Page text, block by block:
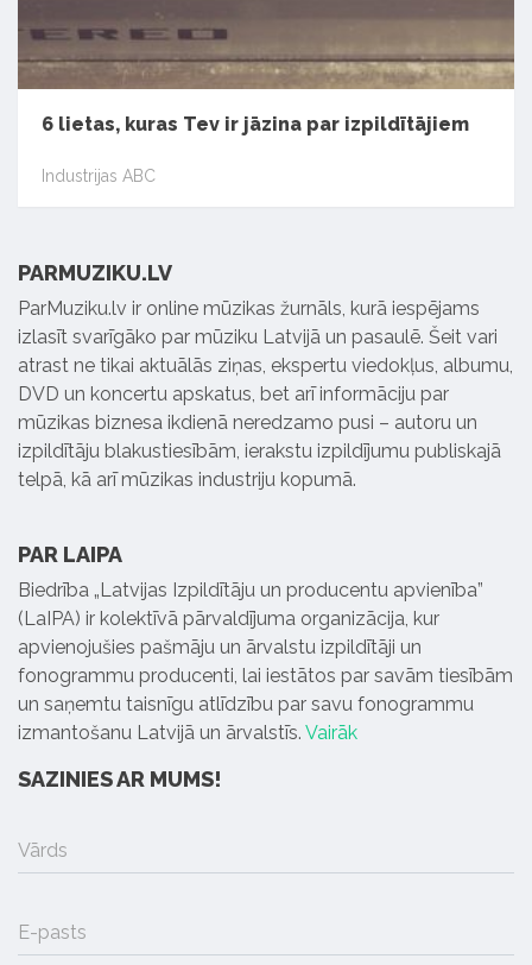
6 lietas, kuras Tev ir jāzina par izpildītājiem
Industrijas ABC
PARMUZIKU.LV
ParMuziku.lv ir online mūzikas žurnāls, kurā iespējams
izlasīt svarīgāko par mūziku Latvijā un pasaulē. Šeit vari
atrast ne tikai aktuālās ziņas, ekspertu viedokļus, albumu,
DVD un koncertu apskatus, bet arī informāciju par
mūzikas biznesa ikdienā neredzamo pusi – autoru un
izpildītāju blakustiesībām, ierakstu izpildījumu publiskajā
telpā, kā arī mūzikas industriju kopumā.
PAR LAIPA
Biedrība „Latvijas Izpildītāju un producentu apvienība”
(LaIPA) ir kolektīvā pārvaldījuma organizācija, kur
apvienojušies pašmāju un ārvalstu izpildītāji un
fonogrammu producenti, lai iestātos par savām tiesībām
un saņemtu taisnīgu atlīdzību par savu fonogrammu
izmantošanu Latvijā un ārvalstīs. Vairāk
SAZINIES AR MUMS!
Vārds
E-pasts